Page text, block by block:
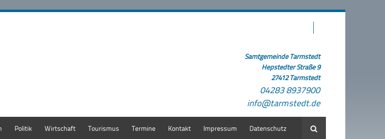
Samtgemeinde Tarmstedt
Hepstedter Straße 9
27412 Tarmstedt
04283 8937900
info@tarmstedt.de
Politik Wirtschaft Tourismus Termine Kontakt Impressum Datenschutz Suche